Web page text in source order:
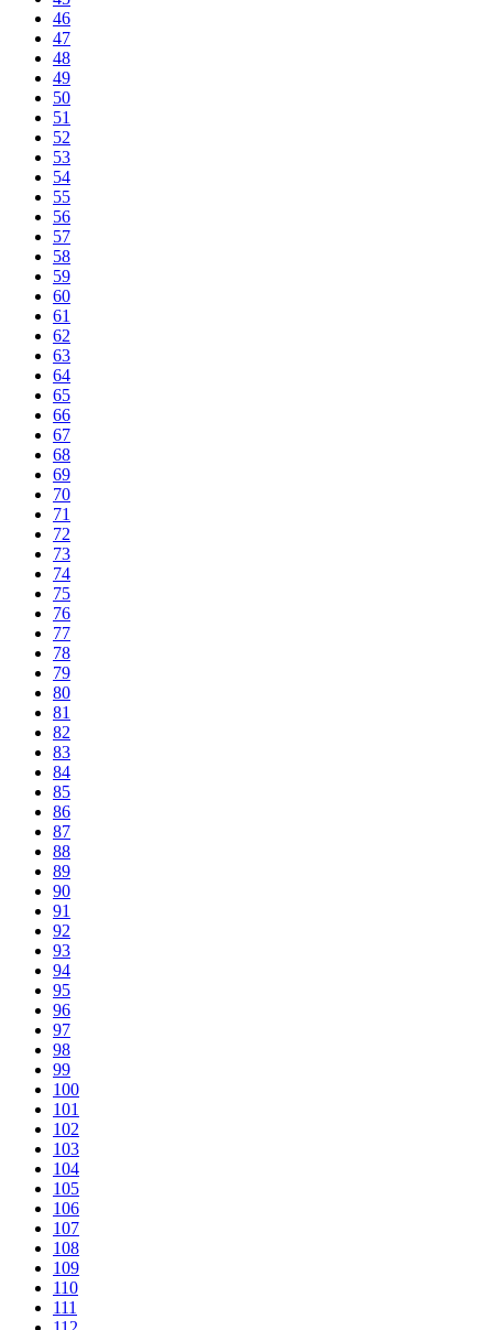
46
47
48
49
50
51
52
53
54
55
56
57
58
59
60
61
62
63
64
65
66
67
68
69
70
71
72
73
74
75
76
77
78
79
80
81
82
83
84
85
86
87
88
89
90
91
92
93
94
95
96
97
98
99
100
101
102
103
104
105
106
107
108
109
110
111